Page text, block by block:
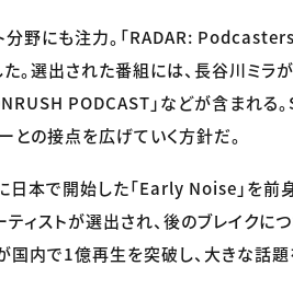
分野にも注力。「RADAR:
。選出された番組には、長谷川ミラ
PODCAST」などが含まれる
との接点を広げていく方針だ。
本で開始した「Early Noise」を前
ィストが選出され、後のブレイクに
国内で1億再生を突破し、大きな話題